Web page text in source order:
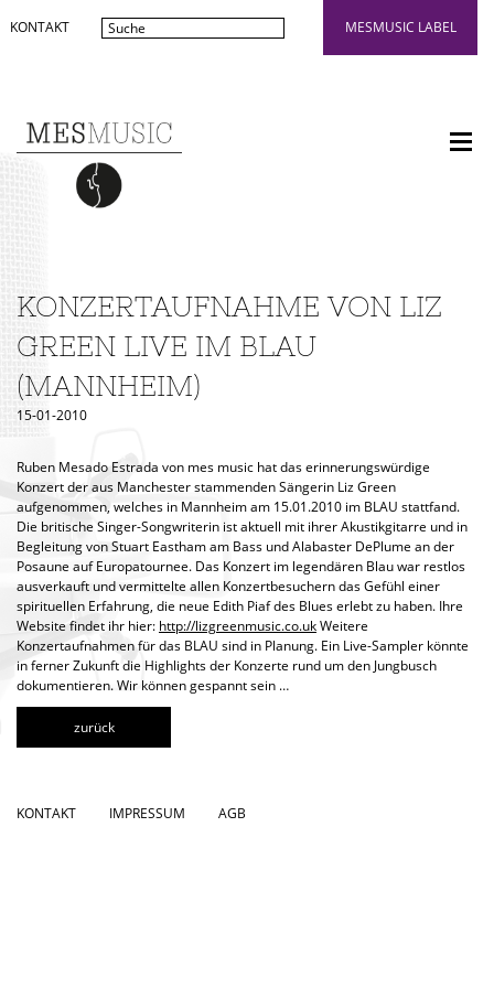
KONTAKT MESMUSIC LABEL
KONZERTAUFNAHME VON LIZ
GREEN LIVE IM BLAU
(MANNHEIM)
15-01-2010
Ruben Mesado Estrada von mes music hat das erinnerungswürdige
Konzert der aus Manchester stammenden Sängerin Liz Green
aufgenommen, welches in Mannheim am 15.01.2010 im BLAU stattfand.
Die britische Singer-Songwriterin ist aktuell mit ihrer Akustikgitarre und in
Begleitung von Stuart Eastham am Bass und Alabaster DePlume an der
Posaune auf Europatournee. Das Konzert im legendären Blau war restlos
ausverkauft und vermittelte allen Konzertbesuchern das Gefühl einer
spirituellen Erfahrung, die neue Edith Piaf des Blues erlebt zu haben. Ihre
Website findet ihr hier: http://lizgreenmusic.co.ukWeitere
Konzertaufnahmen für das BLAU sind in Planung. Ein Live-Sampler könnte
in ferner Zukunft die Highlights der Konzerte rund um den Jungbusch
dokumentieren. Wir können gespannt sein …
zurück
KONTAKT IMPRESSUM AGB